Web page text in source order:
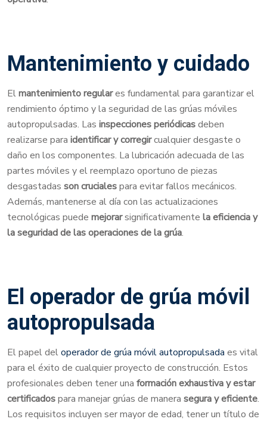
Mantenimiento y cuidado
Elmantenimiento regulares fundamental para garantizar el
rendimiento óptimo y la seguridad de las grúas móviles
autopropulsadas. Las inspecciones periódicasdeben
realizarse para identificar y corregircualquier desgaste o
daño en los componentes. La lubricación adecuada de las
partes móviles y el reemplazo oportuno de piezas
desgastadas son crucialespara evitar fallos mecánicos.
Además, mantenerse al día con las actualizaciones
tecnológicas puede mejorarsignificativamente la eficiencia y
la seguridad de las operaciones de la grúa.
El operador de grúa móvil
autopropulsada
El papel deloperador de grúa móvil autopropulsada es vital
para el éxito de cualquier proyecto de construcción. Estos
profesionales deben tener una formación exhaustiva y estar
certificadospara manejar grúas de manera segura y eficiente.
Los requisitos incluyen ser mayor de edad, tener un título de